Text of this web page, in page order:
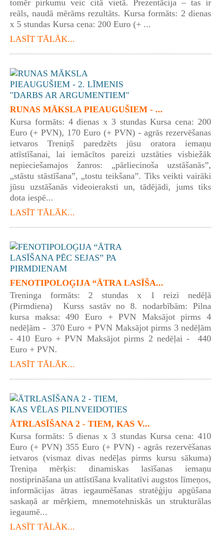
tomēr pirkumu veic citā vietā. Prezentācija – tas ir
reāls, naudā mērāms rezultāts. Kursa formāts: 2 dienas
x 5 stundas Kursa cena: 200 Euro (+ ...
LASĪT TĀLĀK...
RUNAS MĀKSLA PIEAUGUŠIEM - ...
Kursa formāts: 4 dienas x 3 stundas Kursa cena: 200
Euro (+ PVN), 170 Euro (+ PVN) - agrās rezervēšanas
ietvaros Treniņš paredzēts jūsu oratora iemaņu
attīstīšanai, lai iemācītos pareizi uzstāties visbiežāk
nepieciešamajos žanros: „pārliecinoša uzstāšanās”,
„stāstu stāstīšana”, „tostu teikšana”. Tiks veikti vairāki
jūsu uzstāšanās videoieraksti un, tādējādi, jums tiks
dota iespē...
LASĪT TĀLĀK...
FENOTIPOLOĢIJA “ĀTRA LASĪŠA...
Treninga formāts: 2 stundas x 1 reizi nedēļā
(Pirmdiena) Kurss sastāv no 8. nodarbībām: Pilna
kursa maksa: 490 Euro + PVN Maksājot pirms 4
nedēļām - 370 Euro + PVN Maksājot pirms 3 nedēļām
- 410 Euro + PVN Maksājot pirms 2 nedēļai - 440
Euro + PVN.
LASĪT TĀLĀK...
ĀTRLASĪŠANA 2 - TIEM, KAS V...
Kursa formāts: 5 dienas x 3 stundas Kursa cena: 410
Euro (+ PVN) 355 Euro (+ PVN) - agrās rezervēšanas
ietvaros (vismaz divas nedēļas pirms kursu sākuma)
Treniņa mērķis: dinamiskas lasīšanas iemaņu
nostiprināšana un attīstīšana kvalitatīvi augstos līmeņos,
informācijas ātras iegaumēšanas stratēģiju apgūšana
saskaņā ar mērķiem, mnemotehniskās un strukturālas
iegaumē...
LASĪT TĀLĀK...